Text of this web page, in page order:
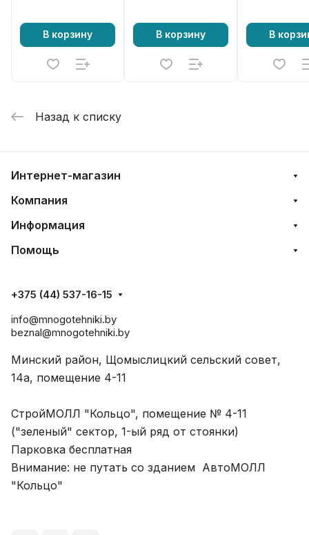
(11240071060)
В корзину В корзину В
Назад к списку
Интернет-магазин
Компания
Информация
Помощь
+375 (44) 537-16-15
info@mnogotehniki.by
beznal@mnogotehniki.by
Минский район, Щомыслицкий сельский совет,
14а, помещение 4-11
СтройМОЛЛ "Кольцо", помещение № 4-11
("зеленый" сектор, 1-ый ряд от стоянки)
Парковка бесплатная
Внимание: не путать со зданием АвтоМОЛЛ
"Кольцо"